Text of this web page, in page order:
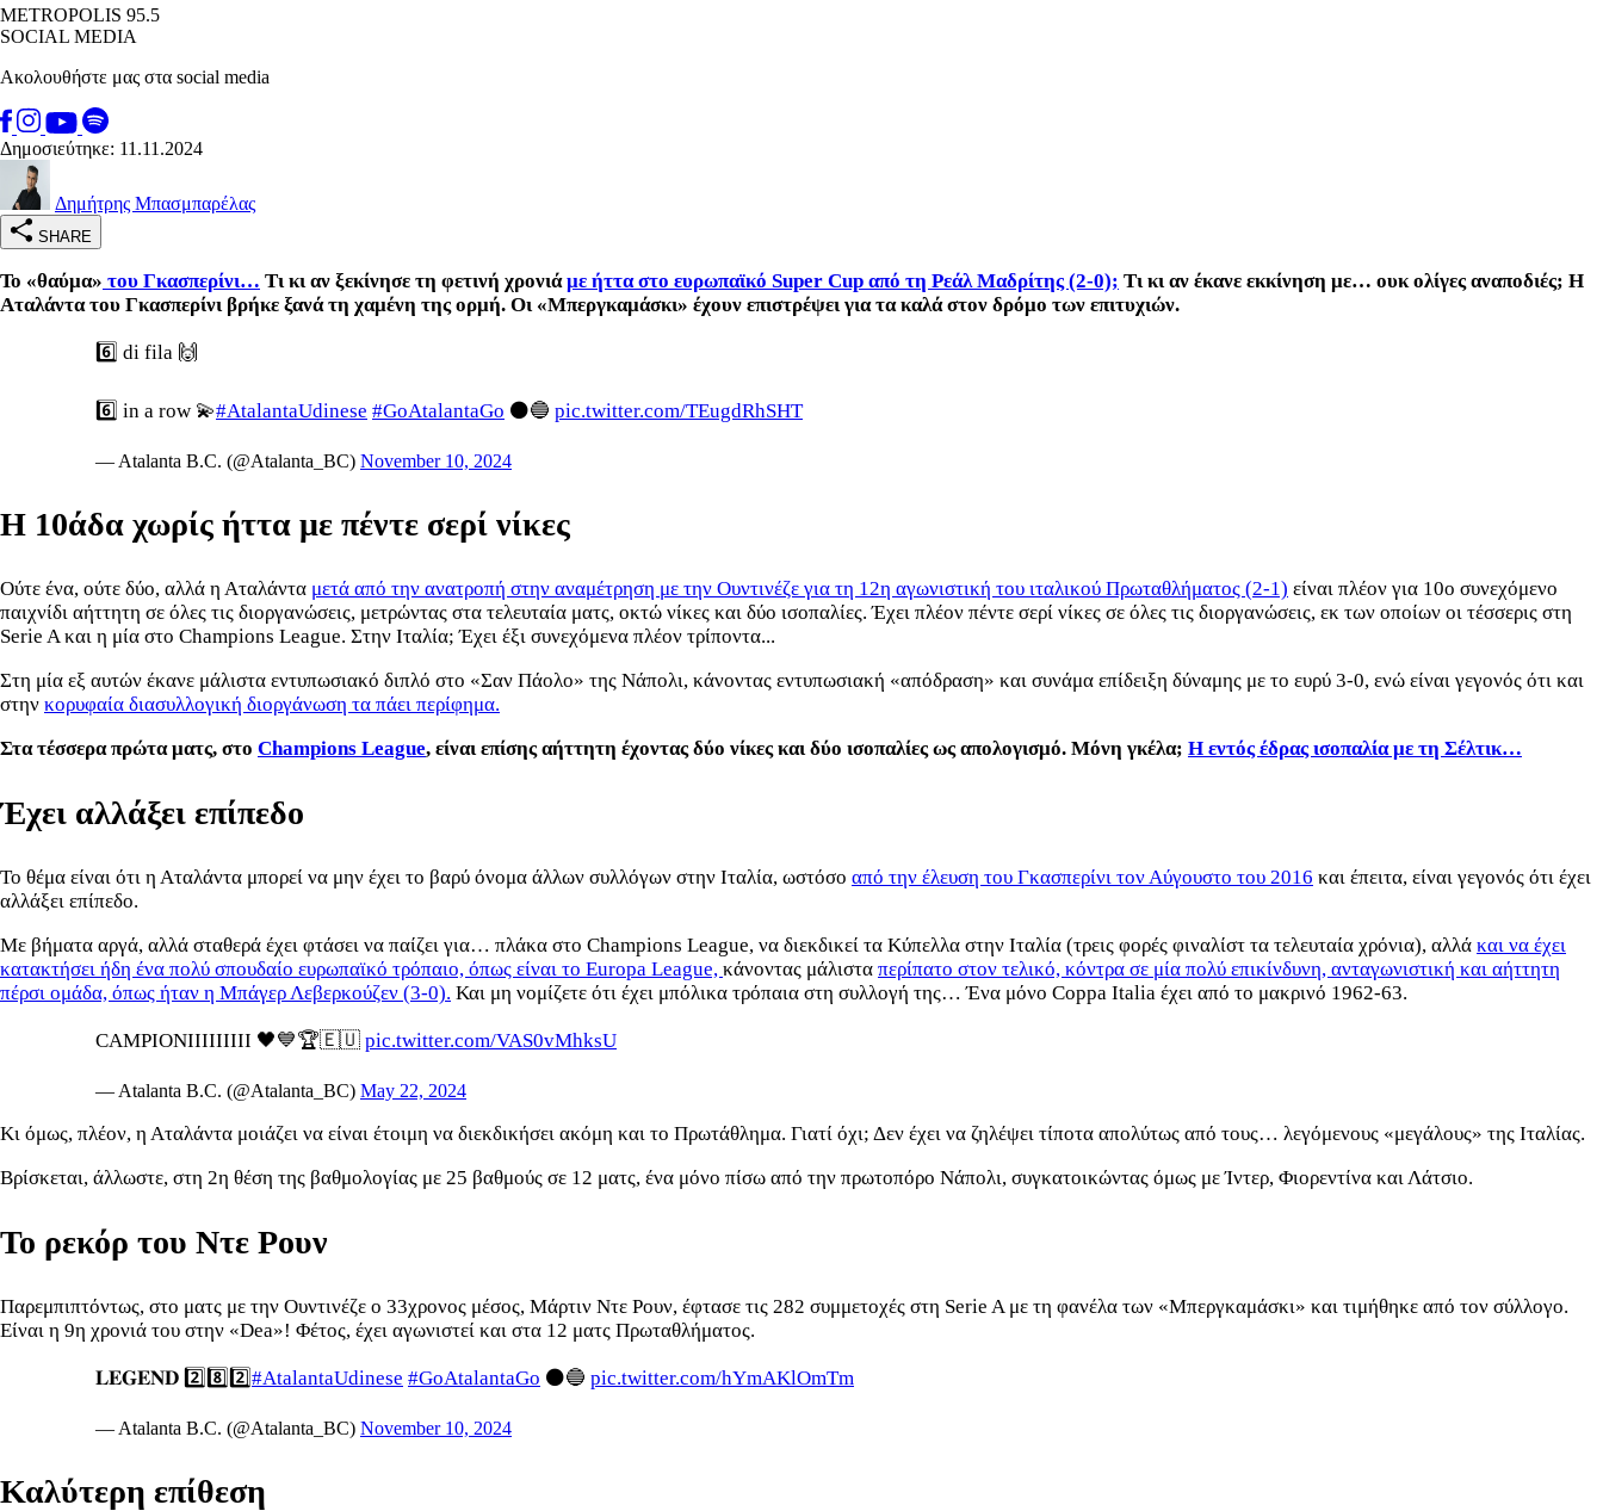
METROPOLIS 95.5
SOCIAL MEDIA
Ακολουθήστε μας στα social media
Δημοσιεύτηκε: 11.11.2024
Δημήτρης Μπασμπαρέλας
SHARE
Το «θαύμα» του Γκασπερίνι… Τι κι αν ξεκίνησε τη φετινή χρονιάμε ήττα στο ευρωπαϊκό Super Cup από τη Ρεάλ Μαδρίτης (2-0); Τι κι αν έκανε εκκίνηση με… ουκ ολίγες αναποδιές; Η
Αταλάντα του Γκασπερίνι βρήκε ξανά τη χαμένη της ορμή. Οι «Μπεργκαμάσκι» έχουν επιστρέψει για τα καλά στον δρόμο των επιτυχιών.
6️⃣ di fila 🙌
6️⃣ in a row 💫#AtalantaUdinese #GoAtalantaGo ⚫🔵 pic.twitter.com/TEugdRhSHT
— Atalanta B.C. (@Atalanta_BC) November 10, 2024
Η 10άδα χωρίς ήττα με πέντε σερί νίκες
Ούτε ένα, ούτε δύο, αλλά η Αταλάντα μετά από την ανατροπή στην αναμέτρηση με την Ουντινέζε για τη 12η αγωνιστική του ιταλικού Πρωταθλήματος (2-1) είναι πλέον για 10ο συνεχόμενο
παιχνίδι αήττητη σε όλες τις διοργανώσεις, μετρώντας στα τελευταία ματς, οκτώ νίκες και δύο ισοπαλίες. Έχει πλέον πέντε σερί νίκες σε όλες τις διοργανώσεις, εκ των οποίων οι τέσσερις στη
Serie A και η μία στο Champions League. Στην Ιταλία; Έχει έξι συνεχόμενα πλέον τρίποντα...
Στη μία εξ αυτών έκανε μάλιστα εντυπωσιακό διπλό στο «Σαν Πάολο» της Νάπολι, κάνοντας εντυπωσιακή «απόδραση» και συνάμα επίδειξη δύναμης με το ευρύ 3-0, ενώ είναι γεγονός ότι και
στην κορυφαία διασυλλογική διοργάνωση τα πάει περίφημα.
Στα τέσσερα πρώτα ματς, στο Champions League, είναι επίσης αήττητη έχοντας δύο νίκες και δύο ισοπαλίες ως απολογισμό. Μόνη γκέλα; Η εντός έδρας ισοπαλία με τη Σέλτικ…
Έχει αλλάξει επίπεδο
Το θέμα είναι ότι η Αταλάντα μπορεί να μην έχει το βαρύ όνομα άλλων συλλόγων στην Ιταλία, ωστόσο από την έλευση του Γκασπερίνι τον Αύγουστο του 2016 και έπειτα, είναι γεγονός ότι έχει
αλλάξει επίπεδο.
Με βήματα αργά, αλλά σταθερά έχει φτάσει να παίζει για… πλάκα στο Champions League, να διεκδικεί τα Κύπελλα στην Ιταλία (τρεις φορές φιναλίστ τα τελευταία χρόνια), αλλά και να έχει
κατακτήσει ήδη ένα πολύ σπουδαίο ευρωπαϊκό τρόπαιο, όπως είναι το Europa League, κάνοντας μάλιστα περίπατο στον τελικό, κόντρα σε μία πολύ επικίνδυνη, ανταγωνιστική και αήττητη
πέρσι ομάδα, όπως ήταν η Μπάγερ Λεβερκούζεν (3-0). Και μη νομίζετε ότι έχει μπόλικα τρόπαια στη συλλογή της… Ένα μόνο Coppa Italia έχει από το μακρινό 1962-63.
CAMPIONIIIIIIIII 🖤💙🏆🇪🇺 pic.twitter.com/VAS0vMhksU
— Atalanta B.C. (@Atalanta_BC) May 22, 2024
Κι όμως, πλέον, η Αταλάντα μοιάζει να είναι έτοιμη να διεκδικήσει ακόμη και το Πρωτάθλημα. Γιατί όχι; Δεν έχει να ζηλέψει τίποτα απολύτως από τους… λεγόμενους «μεγάλους» της Ιταλίας.
Βρίσκεται, άλλωστε, στη 2η θέση της βαθμολογίας με 25 βαθμούς σε 12 ματς, ένα μόνο πίσω από την πρωτοπόρο Νάπολι, συγκατοικώντας όμως με Ίντερ, Φιορεντίνα και Λάτσιο.
Το ρεκόρ του Ντε Ρουν
Παρεμπιπτόντως, στο ματς με την Ουντινέζε ο 33χρονος μέσος, Μάρτιν Ντε Ρουν, έφτασε τις 282 συμμετοχές στη Serie A με τη φανέλα των «Μπεργκαμάσκι» και τιμήθηκε από τον σύλλογο.
Είναι η 9η χρονιά του στην «Dea»! Φέτος, έχει αγωνιστεί και στα 12 ματς Πρωταθλήματος.
𝐋𝐄𝐆𝐄𝐍𝐃 2️⃣8️⃣2️⃣#AtalantaUdinese #GoAtalantaGo ⚫️🔵 pic.twitter.com/hYmAKlOmTm
— Atalanta B.C. (@Atalanta_BC) November 10, 2024
Καλύτερη επίθεση